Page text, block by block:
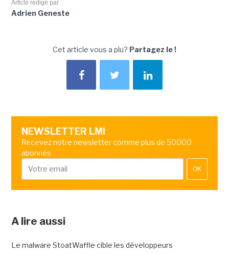
Article rédigé par
Adrien Geneste
Cet article vous a plu? Partagez le !
NEWSLETTER LMI
Recevez notre newsletter comme plus de 50000
abonnés
OK
A lire aussi
Le malware StoatWaffle cible les développeurs